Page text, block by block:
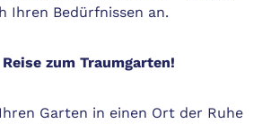
Ihren Bedürfnissen an.
zum Traumgarten!
Garten in einen Ort der Ruhe